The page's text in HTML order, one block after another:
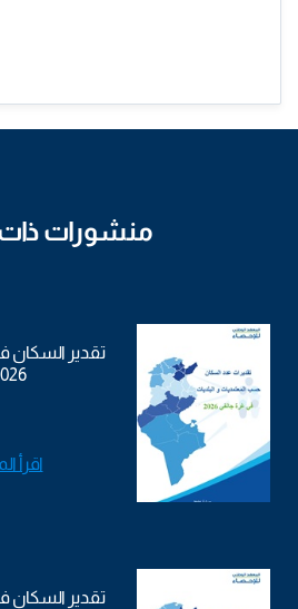
منشورات
تقدير السكان
اقرأ
تقدير السكان